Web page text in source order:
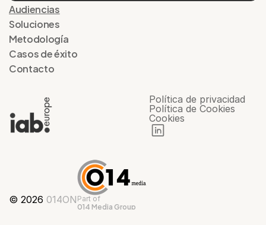
Audiencias
Soluciones
Metodología
Casos de éxito
Contacto
© 2026 014ON Part of
014 Media Group
Política de privacidad
Política de Cookies
Cookies